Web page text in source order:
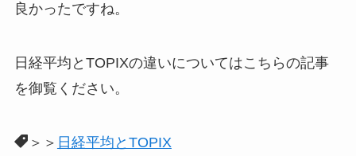
良かったですね。
日経平均とTOPIXの違いについてはこちらの記事
を御覧ください。
＞＞ 日経平均とTOPIX